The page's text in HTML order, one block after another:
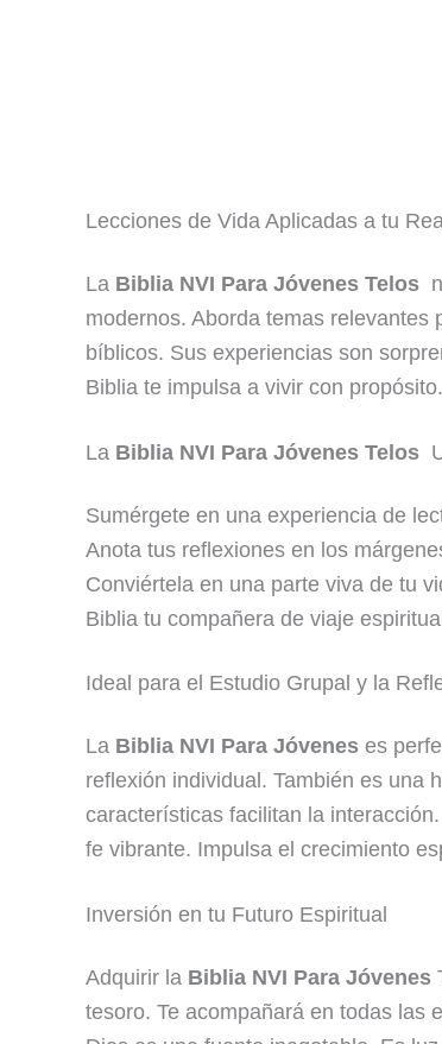
Lecciones de Vida Aplicadas a tu
La Biblia NVI Para Jóvenes Telos
modernos. Aborda temas
bíblicos. Sus experiencias son
Biblia te impulsa a vivir con
La Biblia NVI Para Jóvenes Telos
Sumérgete en una experiencia de
Anota tus reflexiones en los
Conviértela en una parte viva de tu
Biblia tu compañera de viaje
Ideal para el Estudio Grupal y la
La Biblia NVI Para Jóvenes es
reflexión individual. También es una
características facilitan la
fe vibrante. Impulsa el crecimiento
Inversión en tu Futuro Espiritual
Adquirir la Biblia NVI Para Jóvenes
tesoro. Te acompañará en todas las